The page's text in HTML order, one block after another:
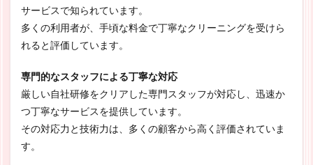
サービスで知られています。
多くの利用者が、手頃な料金で丁寧なクリーニングを受けら
れると評価しています。
専門的なスタッフによる丁寧な対応
厳しい自社研修をクリアした専門スタッフが対応し、迅速か
つ丁寧なサービスを提供しています。
その対応力と技術力は、多くの顧客から高く評価されていま
す。